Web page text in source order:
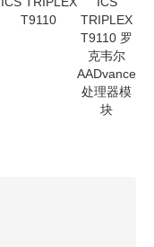
T9110
TRIPLEX
T9110 罗
克韦尔
AADvance
处理器模
块